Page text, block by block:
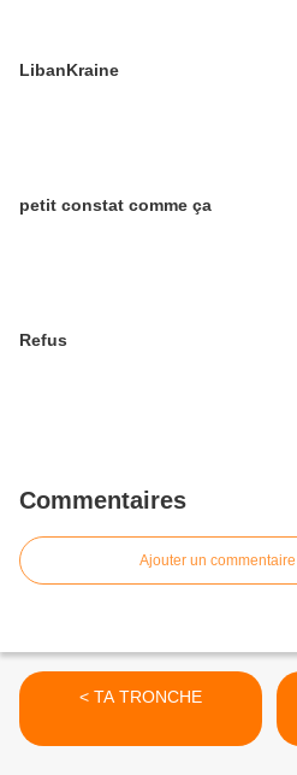
LibanKraine
petit constat comme ça
Refus
Commentaires
Ajouter un commentaire
< TA TRONCHE